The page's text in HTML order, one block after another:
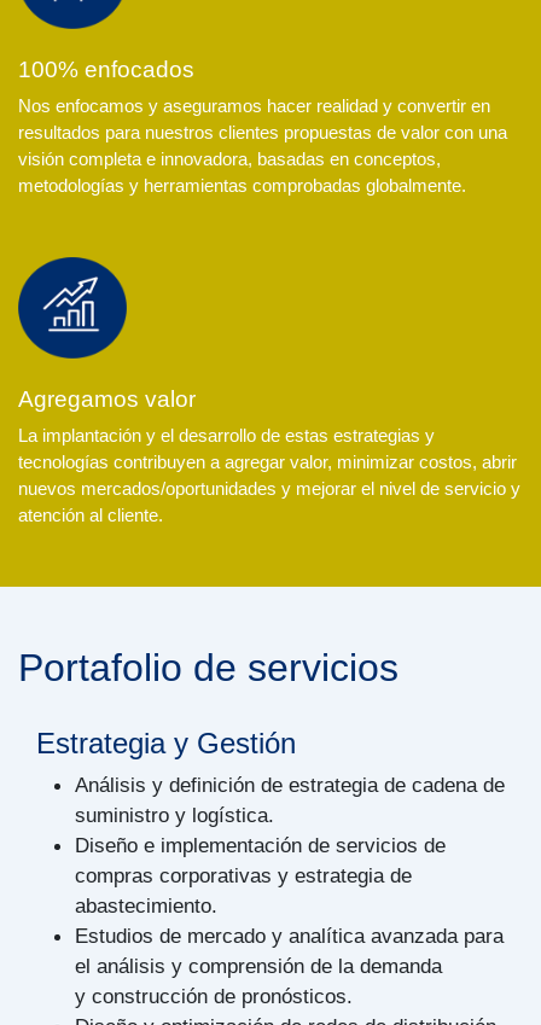
100% enfocados
Nos enfocamos y aseguramos hacer realidad y convertir en
resultados para nuestros clientes propuestas de valor con una
visión completa e innovadora, basadas en conceptos,
metodologías y herramientas comprobadas globalmente.
Agregamos valor
La implantación y el desarrollo de estas estrategias y
tecnologías contribuyen a agregar valor, minimizar costos, abrir
nuevos mercados/oportunidades y mejorar el nivel de servicio y
atención al cliente.
Portafolio de servicios
Estrategia y Gestión
Análisis y definición de estrategia de cadena de
suministro y logística.
Diseño e implementación de servicios de
compras corporativas y estrategia de
abastecimiento.
Estudios de mercado y analítica avanzada para
el análisis y comprensión de la demanda
y construcción de pronósticos.